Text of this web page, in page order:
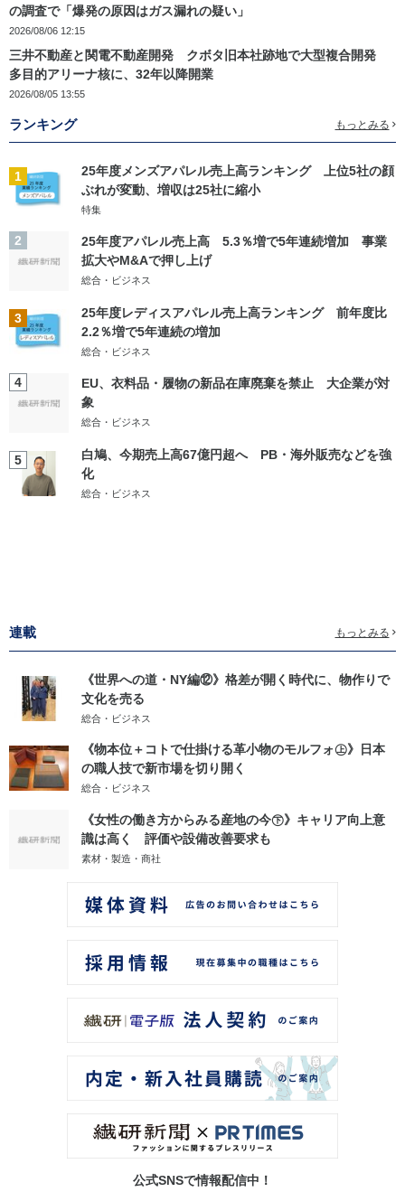
の調査で「爆発の原因はガス漏れの疑い」
2026/08/06 12:15
三井不動産と関電不動産開発 クボタ旧本社跡地で大型複合開発
多目的アリーナ核に、32年以降開業
2026/08/05 13:55
ランキング もっとみる
1
25年度メンズアパレル売上高ランキング 上位5社の顔
ぶれが変動、増収は25社に縮小
特集
2
25年度アパレル売上高 5.3％増で5年連続増加 事業
拡大やM&Aで押し上げ
総合・ビジネス
3
25年度レディスアパレル売上高ランキング 前年度比
2.2％増で5年連続の増加
総合・ビジネス
4
EU、衣料品・履物の新品在庫廃棄を禁止 大企業が対
象
総合・ビジネス
5
白鳩、今期売上高67億円超へ PB・海外販売などを強
化
総合・ビジネス
連載 もっとみる
《世界への道・NY編⑫》格差が開く時代に、物作りで
文化を売る
総合・ビジネス
《物本位＋コトで仕掛ける革小物のモルフォ㊤》日本
の職人技で新市場を切り開く
総合・ビジネス
《女性の働き方からみる産地の今㊦》キャリア向上意
識は高く 評価や設備改善要求も
素材・製造・商社
公式SNSで情報配信中！